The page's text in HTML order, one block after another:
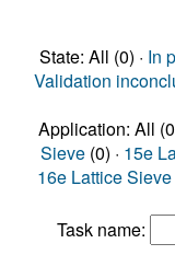
State: All (0) · In
Validation
Application: All
Sieve (0) · 15e
16e Lattice
Task name: